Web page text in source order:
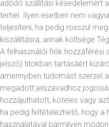
adódó szállítási késedelemért
terhel. Ilyen esetben nem
teljesíteni, ha pedig rosszul
kiszállításra, annak költsége
A felhasználói fiók hozzáférési
jelszó) titokban tartásáért
amennyiben tudomást szerzel
megadott jelszavadhoz
hozzájuthatott, köteles vagy
ha pedig feltételezhető, hogy a
használatával bármilyen